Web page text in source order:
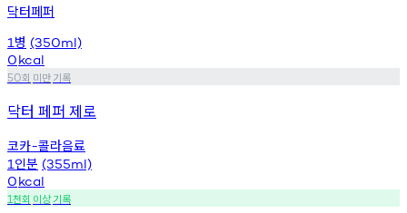
닥터페퍼
1 병 (350ml)
0kcal
50회 미만기록
닥터 페퍼 제로
코카-콜라음료
1 인분 (355ml)
0kcal
1천회 이상기록